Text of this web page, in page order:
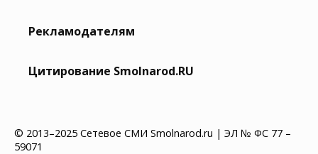
Рекламодателям
Цитирование Smolnarod.RU
© 2013–2025 Сетевое СМИ Smolnarod.ru | ЭЛ № ФС 77 –
59071